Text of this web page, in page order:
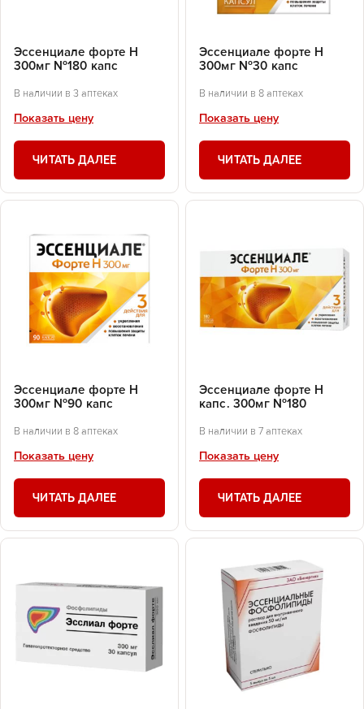
Эссенциале форте Н
300мг №180 капс
В наличии в 3 аптеках
Показать цену
ЧИТАТЬ ДАЛЕЕ
Эссенциале форте Н
300мг №30 капс
В наличии в 8 аптеках
Показать цену
ЧИТАТЬ ДАЛЕЕ
Эссенциале форте Н
300мг №90 капс
В наличии в 8 аптеках
Показать цену
ЧИТАТЬ ДАЛЕЕ
Эссенциале форте Н
капс. 300мг №180
В наличии в 7 аптеках
Показать цену
ЧИТАТЬ ДАЛЕЕ